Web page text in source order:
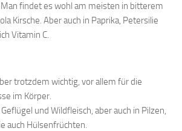
findet es wohl am meisten in bitterem
Kirsche. Aber auch in Paprika, Petersilie
Vitamin C.
trotzdem wichtig, vor allem für die
im Körper.
und Wildfleisch, aber auch in Pilzen,
auch Hülsenfrüchten.